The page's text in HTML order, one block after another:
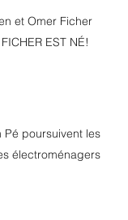
et Omer Ficher
EST NÉ!
Pé poursuivent les
électroménagers